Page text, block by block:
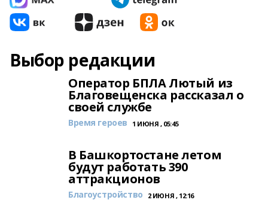
Выбор редакции
Оператор БПЛА Лютый из
Благовещенска рассказал о
своей службе
Время героев 1 ИЮНЯ , 05:45
В Башкортостане летом
будут работать 390
аттракционов
Благоустройство 2 ИЮНЯ , 12:16